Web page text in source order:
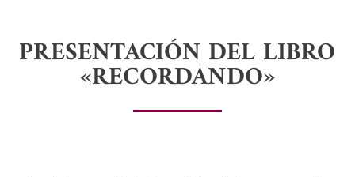
PRESENTACIÓN DEL LIBRO
«RECORDANDO»